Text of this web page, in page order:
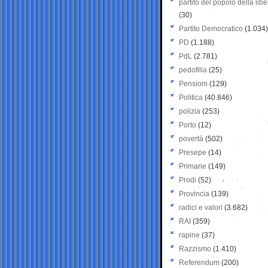
partito del popolo della
(30)
Partito Democratico (1.034)
PD (1.188)
PdL (2.781)
pedofilia (25)
Pensioni (129)
Politica (40.846)
polizia (253)
Porto (12)
povertà (502)
Presepe (14)
Primarie (149)
Prodi (52)
Provincia (139)
radici e valori (3.682)
RAI (359)
rapine (37)
Razzismo (1.410)
Referendum (200)